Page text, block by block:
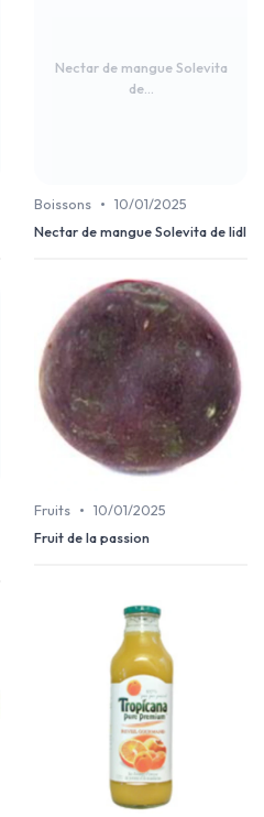
Nectar de mangue Solevita
de...
Boissons • 10/01/2025
Nectar de mangue Solevita de lidl
Fruits • 10/01/2025
Fruit de la passion